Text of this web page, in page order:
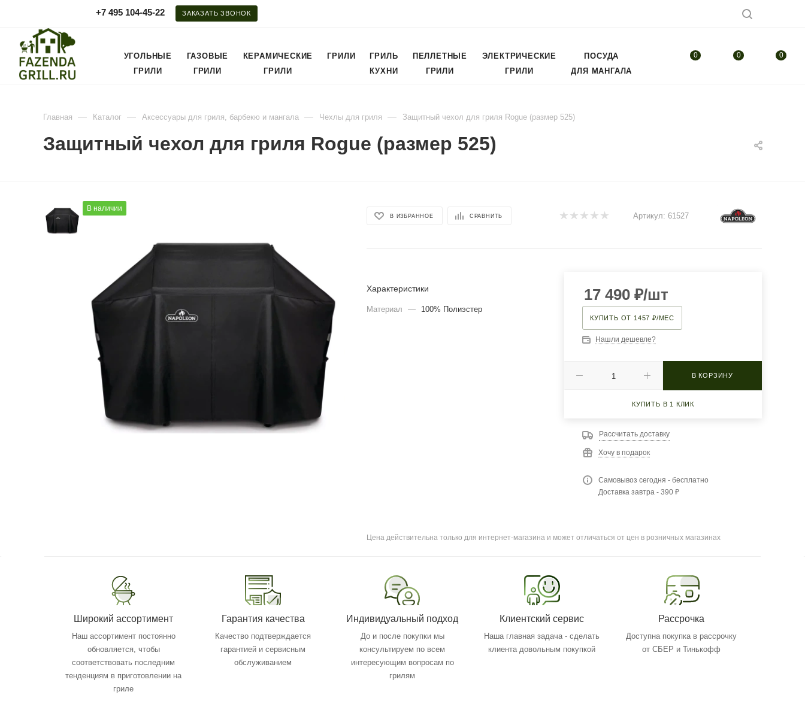
+7 495 104-45-22 ЗАКАЗАТЬ ЗВОНОК
0 0 0
УГОЛЬНЫЕ
ГРИЛИ
ГАЗОВЫЕ
ГРИЛИ
КЕРАМИЧЕСКИЕ
ГРИЛИ
ГРИЛИ
ГРИЛЬ
КУХНИ
ПЕЛЛЕТНЫЕ
ГРИЛИ
ЭЛЕКТРИЧЕСКИЕ
ГРИЛИ
ПОСУДА
ДЛЯ МАНГАЛА
Главная — Каталог — Аксессуары для гриля, барбекю и мангала — Чехлы для гриля — Защитный чехол для гриля Rogue (размер 525)
Защитный чехол для гриля Rogue (размер 525)
В наличии
В ИЗБРАННОЕ СРАВНИТЬ Артикул: 61527
Характеристики
Материал — 100% Полиэстер
17 490 ₽/шт
КУПИТЬ ОТ 1457 ₽/МЕС
Нашли дешевле?
В КОРЗИНУ
КУПИТЬ В 1 КЛИК
Рассчитать доставку
Хочу в подарок
Самовывоз сегодня - бесплатно
Доставка завтра - 390 ₽
Цена действительна только для интернет-магазина и может отличаться от цен в розничных магазинах
Широкий ассортимент
Наш ассортимент постоянно
обновляется, чтобы
соответствовать последним
тенденциям в приготовлении на
гриле
Гарантия качества
Качество подтверждается
гарантией и сервисным
обслуживанием
Индивидуальный подход
До и после покупки мы
консультируем по всем
интересующим вопросам по
грилям
Клиентский сервис
Наша главная задача - сделать
клиента довольным покупкой
Рассрочка
Доступна покупка в рассрочку
от СБЕР и Тинькофф